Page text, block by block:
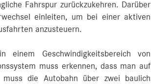
Fahrspur zurückzukehren. Darüber
einleiten, um bei einer aktiven
anzusteuern.
einem Geschwindigkeitsbereich von
muss erkennen, dass man auf
die Autobahn über zwei baulich